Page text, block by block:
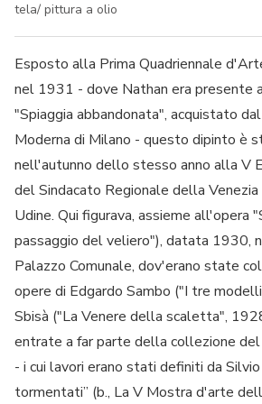
tela/ pittura a olio
Esposto alla Prima Quadriennale
nel 1931 - dove Nathan era presente
"Spiaggia abbandonata", acquistato
Moderna di Milano - questo dipinto è
nell'autunno dello stesso anno alla V
del Sindacato Regionale della Venezia
Udine. Qui figurava, assieme all'opera
passaggio del veliero"), datata 1930,
Palazzo Comunale, dov'erano state
opere di Edgardo Sambo ("I tre
Sbisà ("La Venere della scaletta",
entrate a far parte della collezione
- i cui lavori erano stati definiti da Silvio
tormentati” (b., La V Mostra d'arte